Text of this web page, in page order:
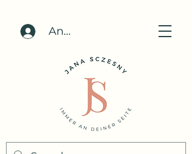
Anmelden